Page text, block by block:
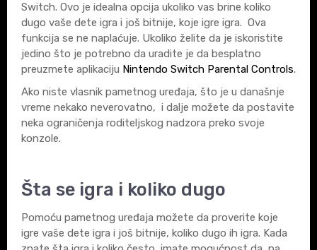
Switch. Ovo je idealna opcija ukoliko vas brine koliko
dugo vaše dete igra i još bitnije, koje igre igra. Ova
funkcija se ne naplaćuje. Ukoliko želite da je iskoristite
jedino što je potrebno da uradite je da besplatno
preuzmete aplikaciju Nintendo Switch Parental Controls.
Ako niste vlasnik pametnog uređaja, što je u današnje
vreme nekako neverovatno, i dalje možete da postavite
neka ograničenja roditeljskog nadzora preko svoje
konzole.
Šta se igra i koliko dugo
Pomoću pametnog uređaja možete da proverite koje
igre vaše dete igra i još bitnije, koliko dugo ih igra. Kada